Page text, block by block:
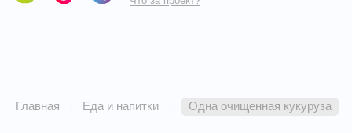
Главная | Еда и напитки | Одна очищенная кукуруза